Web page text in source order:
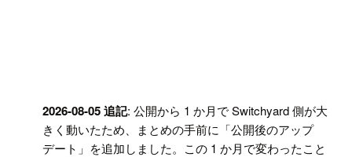
2026-08-05 追記: 公開から 1 か月で Switchyard 側が大
きく動いたため、まとめの手前に「公開後のアップ
デート」を追加しました。この 1 か月で変わったこと